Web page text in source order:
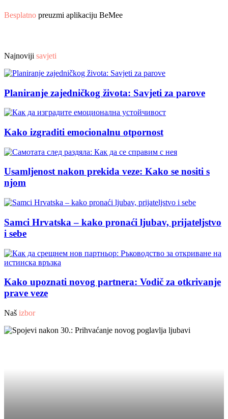
Besplatno preuzmi aplikaciju BeMee
Najnoviji savjeti
Planiranje zajedničkog života: Savjeti za parove
Kako izgraditi emocionalnu otpornost
Usamljenost nakon prekida veze: Kako se nositi s
njom
Samci Hrvatska – kako pronaći ljubav, prijateljstvo
i sebe
Kako upoznati novog partnera: Vodič za otkrivanje
prave veze
Naš izbor